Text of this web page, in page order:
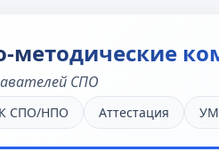
методические
СПО
СПО/НПО Аттестация